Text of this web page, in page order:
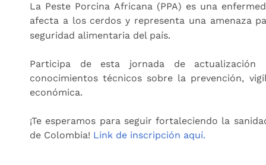
La Peste Porcina Africana (PPA) es una
afecta a los cerdos y representa una amenaza
seguridad alimentaria del país.
Participa de esta jornada de actualización
conocimientos técnicos sobre la prevención,
económica.
¡Te esperamos para seguir fortaleciendo la
de Colombia! Link de inscripción aquí.